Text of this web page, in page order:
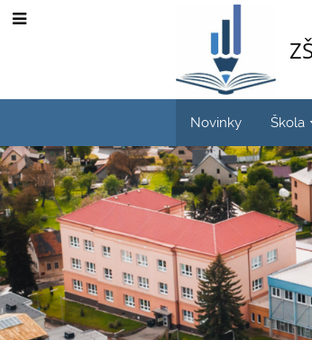
Novinky Škola
Hlavní
stránka